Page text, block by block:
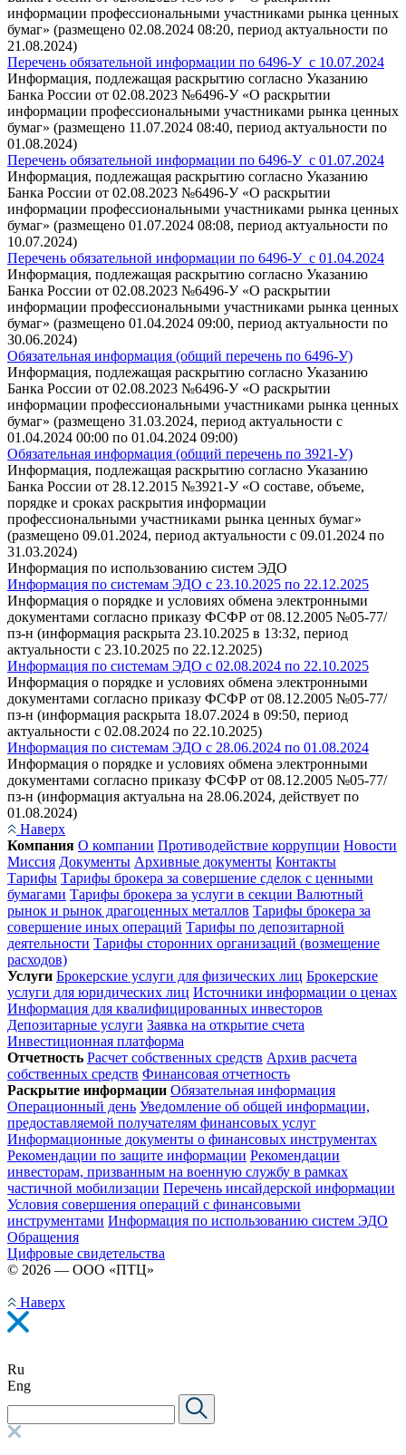
информации профессиональными участниками рынка ценных
бумаг» (размещено 02.08.2024 08:20, период актуальности по
21.08.2024)
Перечень обязательной информации по 6496-У_с 10.07.2024
Информация, подлежащая раскрытию согласно Указанию
Банка России от 02.08.2023 №6496-У «О раскрытии
информации профессиональными участниками рынка ценных
бумаг» (размещено 11.07.2024 08:40, период актуальности по
01.08.2024)
Перечень обязательной информации по 6496-У_с 01.07.2024
Информация, подлежащая раскрытию согласно Указанию
Банка России от 02.08.2023 №6496-У «О раскрытии
информации профессиональными участниками рынка ценных
бумаг» (размещено 01.07.2024 08:08, период актуальности по
10.07.2024)
Перечень обязательной информации по 6496-У_с 01.04.2024
Информация, подлежащая раскрытию согласно Указанию
Банка России от 02.08.2023 №6496-У «О раскрытии
информации профессиональными участниками рынка ценных
бумаг» (размещено 01.04.2024 09:00, период актуальности по
30.06.2024)
Обязательная информация (общий перечень по 6496-У)
Информация, подлежащая раскрытию согласно Указанию
Банка России от 02.08.2023 №6496-У «О раскрытии
информации профессиональными участниками рынка ценных
бумаг» (размещено 31.03.2024, период актуальности с
01.04.2024 00:00 по 01.04.2024 09:00)
Обязательная информация (общий перечень по 3921-У)
Информация, подлежащая раскрытию согласно Указанию
Банка России от 28.12.2015 №3921-У «О составе, объеме,
порядке и сроках раскрытия информации
профессиональными участниками рынка ценных бумаг»
(размещено 09.01.2024, период актуальности с 09.01.2024 по
31.03.2024)
Информация по использованию систем ЭДО
Информация по системам ЭДО с 23.10.2025 по 22.12.2025
Информация о порядке и условиях обмена электронными
документами согласно приказу ФСФР от 08.12.2005 №05-77/
пз-н (информация раскрыта 23.10.2025 в 13:32, период
актуальности с 23.10.2025 по 22.12.2025)
Информация по системам ЭДО с 02.08.2024 по 22.10.2025
Информация о порядке и условиях обмена электронными
документами согласно приказу ФСФР от 08.12.2005 №05-77/
пз-н (информация раскрыта 18.07.2024 в 09:50, период
актуальности с 02.08.2024 по 22.10.2025)
Информация по системам ЭДО с 28.06.2024 по 01.08.2024
Информация о порядке и условиях обмена электронными
документами согласно приказу ФСФР от 08.12.2005 №05-77/
пз-н (информация актуальна на 28.06.2024, действует по
01.08.2024)
Наверх
Компания О компании Противодействие коррупции Новости
Миссия Документы Архивные документы Контакты
Тарифы Тарифы брокера за совершение сделок с ценными
бумагами Тарифы брокера за услуги в секции Валютный
рынок и рынок драгоценных металлов Тарифы брокера за
совершение иных операций Тарифы по депозитарной
деятельности Тарифы сторонних организаций (возмещение
расходов)
Услуги Брокерские услуги для физических лиц Брокерские
услуги для юридических лиц Источники информации о ценах
Информация для квалифицированных инвесторов
Депозитарные услуги Заявка на открытие счета
Инвестиционная платформа
Отчетность Расчет собственных средств Архив расчета
собственных средств Финансовая отчетность
Раскрытие информации Обязательная информация
Операционный день Уведомление об общей информации,
предоставляемой получателям финансовых услуг
Информационные документы о финансовых инструментах
Рекомендации по защите информации Рекомендации
инвесторам, призванным на военную службу в рамках
частичной мобилизации Перечень инсайдерской информации
Условия совершения операций с финансовыми
инструментами Информация по использованию систем ЭДО
Обращения
Цифровые свидетельства
© 2026 — ООО «ПТЦ»
Наверх
Ru
Eng